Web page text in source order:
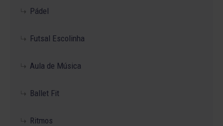
Pádel
Futsal Escolinha
Aula de Música
Ballet Fit
Ritmos